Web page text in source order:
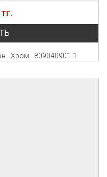
- Хром - 809040901-1